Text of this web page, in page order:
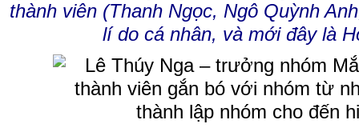
thành viên (Thanh Ngọc, Ngô Quỳnh
lí do cá nhân, và mới đây là